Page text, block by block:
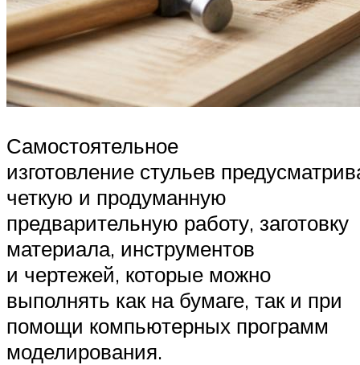
Самостоятельное
изготовление стульев
четкую и продуманную
предварительную работу, заготовку
материала, инструментов
и чертежей, которые можно
выполнять как на бумаге, так и при
помощи компьютерных программ
моделирования.